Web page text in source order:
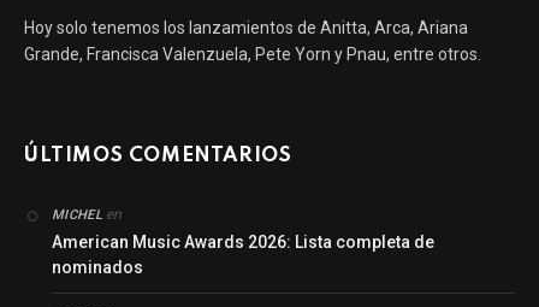
Hoy solo tenemos los lanzamientos de Anitta, Arca, Ariana
Grande, Francisca Valenzuela, Pete Yorn y Pnau, entre otros.
ÚLTIMOS COMENTARIOS
MICHELen
American Music Awards 2026: Lista completa de
nominados